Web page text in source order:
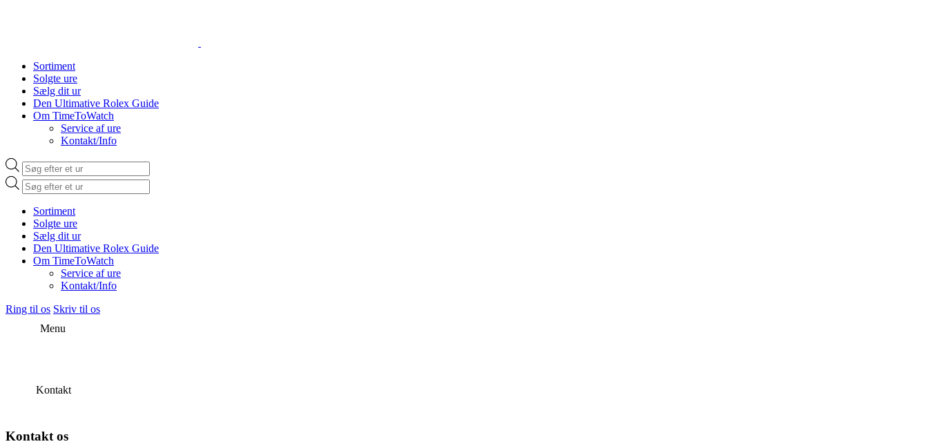
Sortiment
Solgte ure
Sælg dit ur
Den Ultimative Rolex Guide
Om TimeToWatch
Service af ure
Kontakt/Info
Products
search
Products
search
Sortiment
Solgte ure
Sælg dit ur
Den Ultimative Rolex Guide
Om TimeToWatch
Service af ure
Kontakt/Info
Ring til os Skriv til os
Menu
Kontakt
Kontakt os